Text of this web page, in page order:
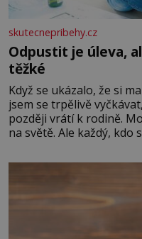
skutecnepribehy.cz
Odpustit je úleva,
těžké
Když se ukázalo, že si
jsem se trpělivě
později vrátí k rodině.
na světě. Ale každý, kdo
Když se ke mně